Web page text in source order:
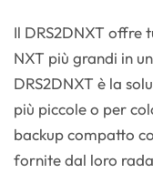
Il DRS2DNXT offre
NXT più grandi in
DRS2DNXT è la
più piccole o per
backup compatto
fornite dal loro